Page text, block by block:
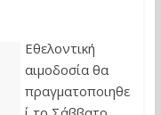
Εθελοντική
αιμοδοσία θα
πραγματοποιηθε